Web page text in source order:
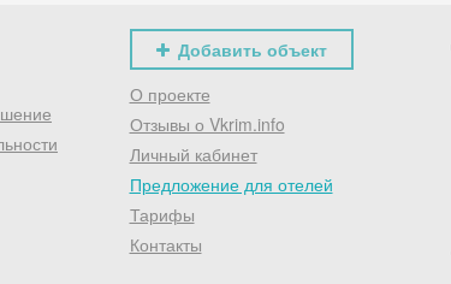
Добавить объект
О проекте
Отзывы о Vkrim.info
Личный кабинет
Предложение для отелей
Тарифы
Контакты